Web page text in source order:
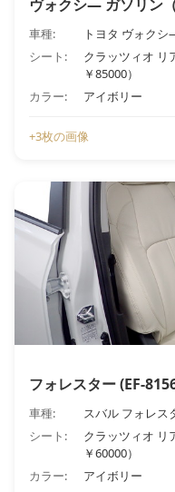
ヴォクシ― ガソリン
車種:
トヨタ ヴォクシ
シート:
クラッツィオ リ
￥85000）
カラー:
アイボリー
+3枚の画像
フォレスター (EF-
車種:
スバル フォレス
シート:
クラッツィオ リ
￥60000）
カラー:
アイボリー